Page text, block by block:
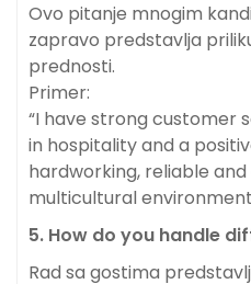
Ovo pitanje mnogim
zapravo predstavlja
prednosti.
Primer:
“I have strong customer
in hospitality and a
hardworking, reliable
multicultural
5. How do you handle
Rad sa gostima